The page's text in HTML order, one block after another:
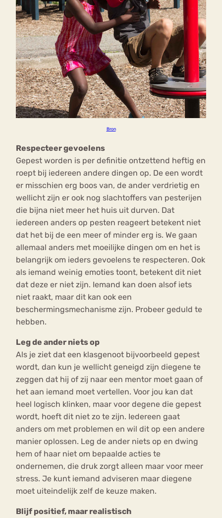
Bron
Respecteer gevoelens
Gepest worden is per definitie ontzettend heftig en
roept bij iedereen andere dingen op. De een wordt
er misschien erg boos van, de ander verdrietig en
wellicht zijn er ook nog slachtoffers van pesterijen
die bijna niet meer het huis uit durven. Dat
iedereen anders op pesten reageert betekent niet
dat het bij de een meer of minder erg is. We gaan
allemaal anders met moeilijke dingen om en het is
belangrijk om ieders gevoelens te respecteren. Ook
als iemand weinig emoties toont, betekent dit niet
dat deze er niet zijn. Iemand kan doen alsof iets
niet raakt, maar dit kan ook een
beschermingsmechanisme zijn. Probeer geduld te
hebben.
Leg de ander niets op
Als je ziet dat een klasgenoot bijvoorbeeld gepest
wordt, dan kun je wellicht geneigd zijn diegene te
zeggen dat hij of zij naar een mentor moet gaan of
het aan iemand moet vertellen. Voor jou kan dat
heel logisch klinken, maar voor degene die gepest
wordt, hoeft dit niet zo te zijn. Iedereen gaat
anders om met problemen en wil dit op een andere
manier oplossen. Leg de ander niets op en dwing
hem of haar niet om bepaalde acties te
ondernemen, die druk zorgt alleen maar voor meer
stress. Je kunt iemand adviseren maar diegene
moet uiteindelijk zelf de keuze maken.
Blijf positief, maar realistisch